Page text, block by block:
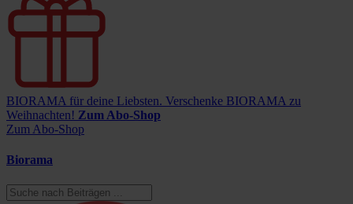
BIORAMA für deine Liebsten. Verschenke BIORAMA zu
Weihnachten! Zum Abo-Shop
Zum Abo-Shop
Biorama